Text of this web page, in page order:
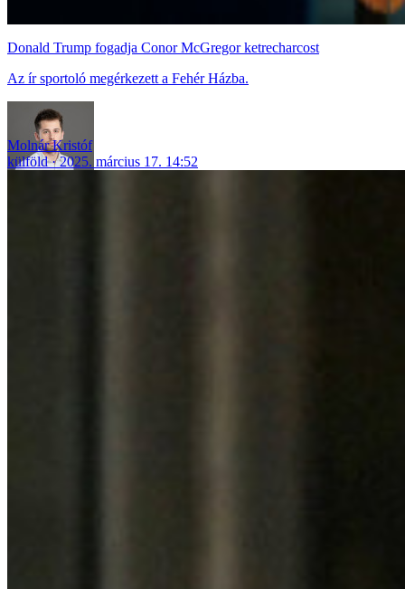
Donald Trump fogadja Conor McGregor ketrecharcost
Az ír sportoló megérkezett a Fehér Házba.
Molnár Kristóf
külföld
2025. március 17. 14:52